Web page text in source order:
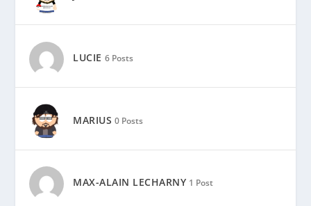
LUCIE 6 Posts
MARIUS 0 Posts
MAX-ALAIN LECHARNY 1 Post